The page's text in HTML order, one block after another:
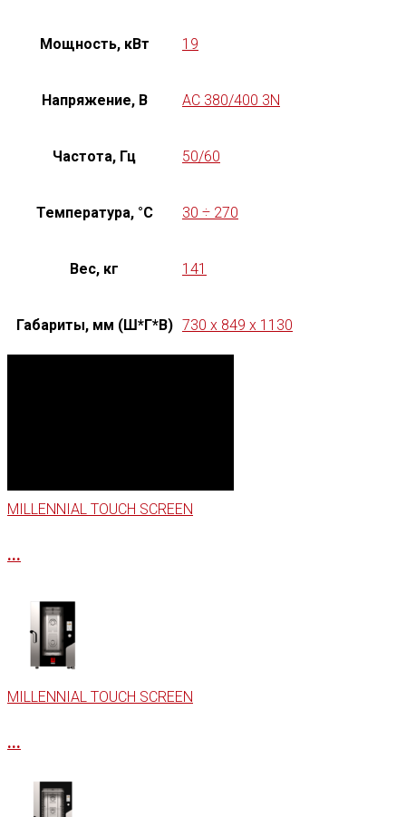
Мощность, кВт 19
Напряжение, В AC 380/400 3N
Частота, Гц 50/60
Температура, °C 30 ÷ 270
Вес, кг 141
Габариты, мм (Ш*Г*В) 730 x 849 x 1130
MILLENNIAL TOUCH SCREEN
...
MILLENNIAL TOUCH SCREEN
...